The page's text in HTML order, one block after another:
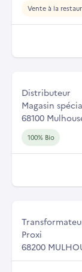
Vente à la
Distributeur
Magasin
68100
100% Bio
Proxi
68200